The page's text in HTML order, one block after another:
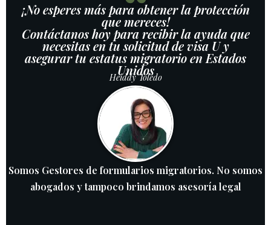
¡No esperes más para obtener la protección
que mereces!
Contáctanos hoy para recibir la ayuda que
necesitas en tu solicitud de visa U y
asegurar tu estatus migratorio en Estados
Unidos
Heiddy Toledo
Somos Gestores de formularios migratorios. No somos
abogados y tampoco brindamos asesoría legal